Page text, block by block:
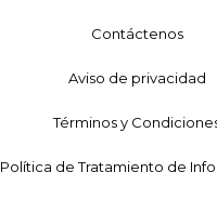
Contáctenos
Aviso de privacidad
Términos y
Política de Tratamiento de